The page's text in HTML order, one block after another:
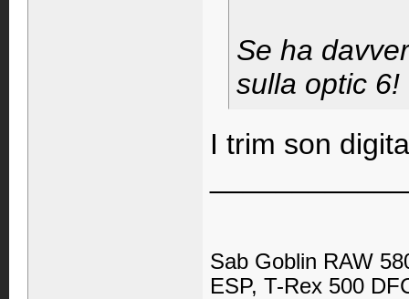
Se ha
sulla optic 6!
I trim son
Sab Goblin RAW
ESP, T-Rex 500